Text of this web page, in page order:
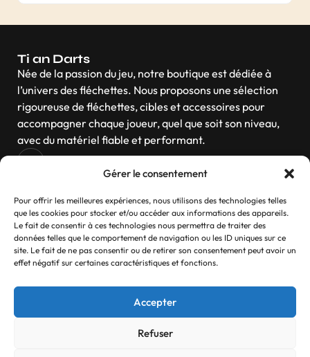
Gérer le consentement
Pour offrir les meilleures expériences, nous utilisons des technologies telles
que les cookies pour stocker et/ou accéder aux informations des appareils.
Le fait de consentir à ces technologies nous permettra de traiter des
données telles que le comportement de navigation ou les ID uniques sur ce
site. Le fait de ne pas consentir ou de retirer son consentement peut avoir un
effet négatif sur certaines caractéristiques et fonctions.
Accepter
Refuser
Ti an Darts
Née de la passion du jeu, notre boutique est dédiée à
l’univers des fléchettes. Nous proposons une sélection
rigoureuse de fléchettes, cibles et accessoires pour
accompagner chaque joueur, quel que soit son niveau,
avec du matériel fiable et performant.
Navigation
Contactez-nous
Contact